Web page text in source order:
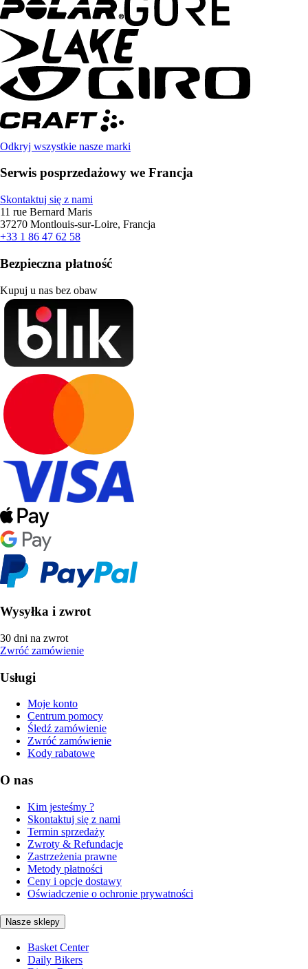
Odkryj wszystkie nasze marki
Serwis posprzedażowy we Francja
Skontaktuj się z nami
11 rue Bernard Maris
37270 Montlouis-sur-Loire, Francja
+33 1 86 47 62 58
Bezpieczna płatność
Kupuj u nas bez obaw
Wysyłka i zwrot
30 dni na zwrot
Zwróć zamówienie
Usługi
Moje konto
Centrum pomocy
Śledź zamówienie
Zwróć zamówienie
Kody rabatowe
O nas
Kim jesteśmy ?
Skontaktuj się z nami
Termin sprzedaży
Zwroty & Refundacje
Zastrzeżenia prawne
Metody płatności
Ceny i opcje dostawy
Oświadczenie o ochronie prywatności
Nasze sklepy
Basket Center
Daily Bikers